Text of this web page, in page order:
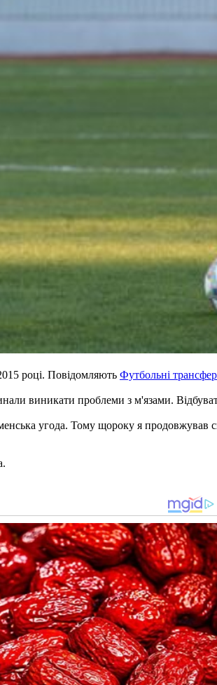
році. Повідомляють Футбольні
виникати проблеми з м'язами.
угода. Тому щороку я продовжував